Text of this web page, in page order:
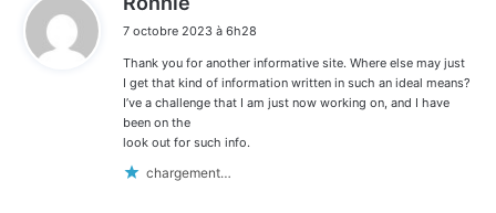
t
:
7 octobre 2023 à 6h28
Thank you for another informative site. Where else may just
I get that kind of information written in such an ideal means?
I’ve a challenge that I am just now working on, and I have
been on the
look out for such info.
chargement…